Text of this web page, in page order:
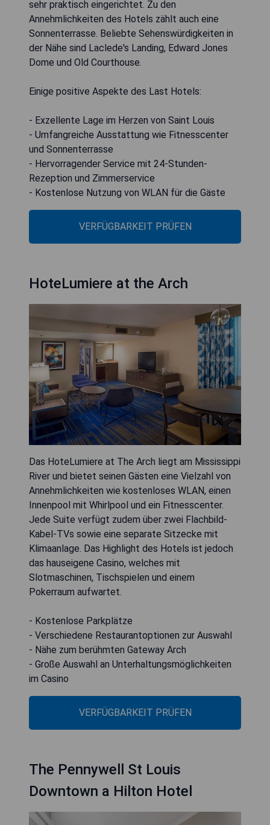
sehr praktisch eingerichtet. Zu den
Annehmlichkeiten des Hotels zählt auch eine
Sonnenterrasse. Beliebte Sehenswürdigkeiten in
der Nähe sind Laclede's Landing, Edward Jones
Dome und Old Courthouse.
Einige positive Aspekte des Last Hotels:
- Exzellente Lage im Herzen von Saint Louis
- Umfangreiche Ausstattung wie Fitnesscenter
und Sonnenterrasse
- Hervorragender Service mit 24-Stunden-
Rezeption und Zimmerservice
- Kostenlose Nutzung von WLAN für die Gäste
VERFÜGBARKEIT PRÜFEN
HoteLumiere at the Arch
Das HoteLumiere at The Arch liegt am Mississippi
River und bietet seinen Gästen eine Vielzahl von
Annehmlichkeiten wie kostenloses WLAN, einen
Innenpool mit Whirlpool und ein Fitnesscenter.
Jede Suite verfügt zudem über zwei Flachbild-
Kabel-TVs sowie eine separate Sitzecke mit
Klimaanlage. Das Highlight des Hotels ist jedoch
das hauseigene Casino, welches mit
Slotmaschinen, Tischspielen und einem
Pokerraum aufwartet.
- Kostenlose Parkplätze
- Verschiedene Restaurantoptionen zur Auswahl
- Nähe zum berühmten Gateway Arch
- Große Auswahl an Unterhaltungsmöglichkeiten
im Casino
VERFÜGBARKEIT PRÜFEN
The Pennywell St Louis
Downtown a Hilton Hotel